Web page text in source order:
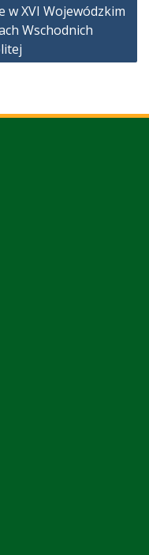
w XVI Wojewódzkim
Wschodnich